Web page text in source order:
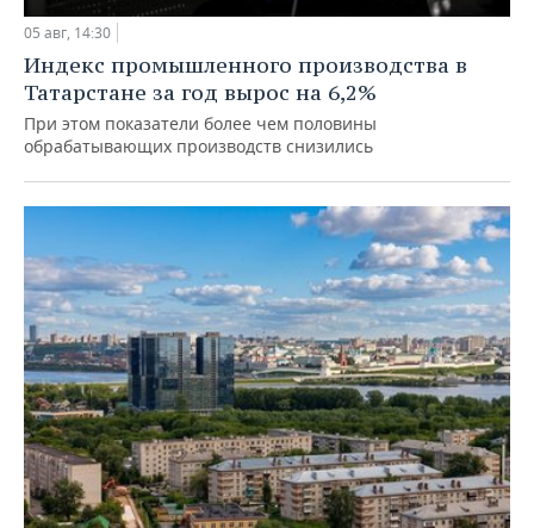
05 авг, 14:30
Индекс промышленного производства в
Татарстане за год вырос на 6,2%
При этом показатели более чем половины
обрабатывающих производств снизились